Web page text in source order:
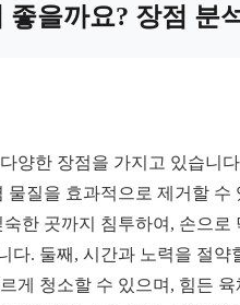
좋을까요? 장점 분
양한 장점을 가지고 있습니
물질을 효과적으로 제거할 수
한 곳까지 침투하여, 손으로
다. 둘째, 시간과 노력을 절약
게 청소할 수 있으며, 힘든 육